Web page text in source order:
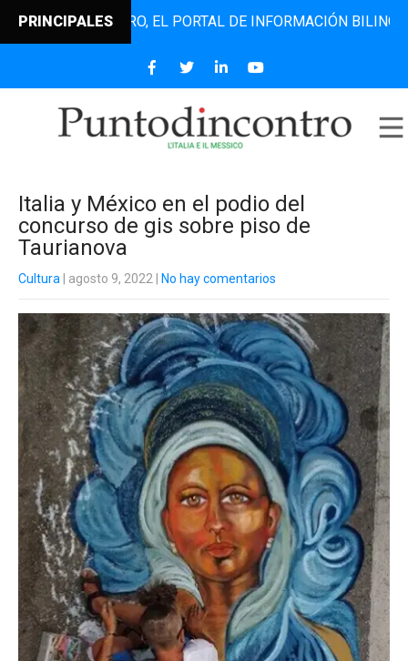
PRINCIPALESEL PORTAL DE INFORMACIÓN BILINGÜE
Italia y México en el podio del
concurso de gis sobre piso de
Taurianova
Cultura | agosto 9, 2022 No hay comentarios